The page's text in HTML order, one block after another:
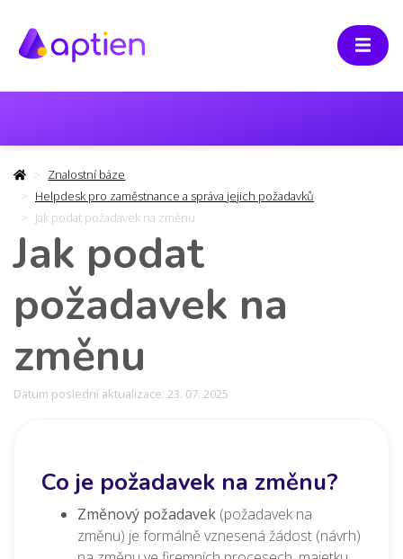
Znalostní báze
Helpdesk pro zaměstnance a správa jejich požadavků
Jak podat požadavek na změnu
Jak podat
požadavek na
změnu
Datum poslední aktualizace: 23. 07. 2025
Co je požadavek na změnu?
Změnový požadavek (požadavek na
změnu) je formálně vznesená žádost (návrh)